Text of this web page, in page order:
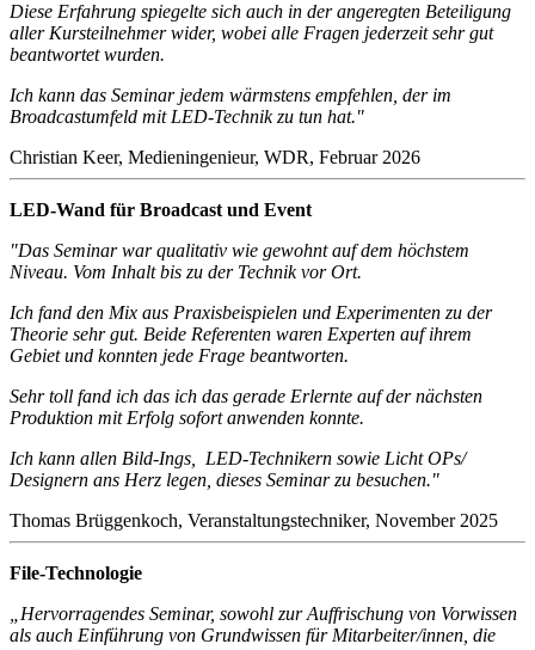
Diese Erfahrung spiegelte sich auch in der angeregten Beteiligung
aller Kursteilnehmer wider, wobei alle Fragen jederzeit sehr gut
beantwortet wurden.
Ich kann das Seminar jedem wärmstens empfehlen, der im
Broadcastumfeld mit LED-Technik zu tun hat."
Christian Keer, Medieningenieur, WDR, Februar 2026
LED-Wand für Broadcast und Event
"Das Seminar war qualitativ wie gewohnt auf dem höchstem
Niveau. Vom Inhalt bis zu der Technik vor Ort.
Ich fand den Mix aus Praxisbeispielen und Experimenten zu der
Theorie sehr gut. Beide Referenten waren Experten auf ihrem
Gebiet und konnten jede Frage beantworten.
Sehr toll fand ich das ich das gerade Erlernte auf der nächsten
Produktion mit Erfolg sofort anwenden konnte.
Ich kann allen Bild-Ings, LED-Technikern sowie Licht OPs/
Designern ans Herz legen, dieses Seminar zu besuchen."
Thomas Brüggenkoch, Veranstaltungstechniker, November 2025
File-Technologie
„Hervorragendes Seminar, sowohl zur Auffrischung von Vorwissen
als auch Einführung von Grundwissen für Mitarbeiter/innen, die